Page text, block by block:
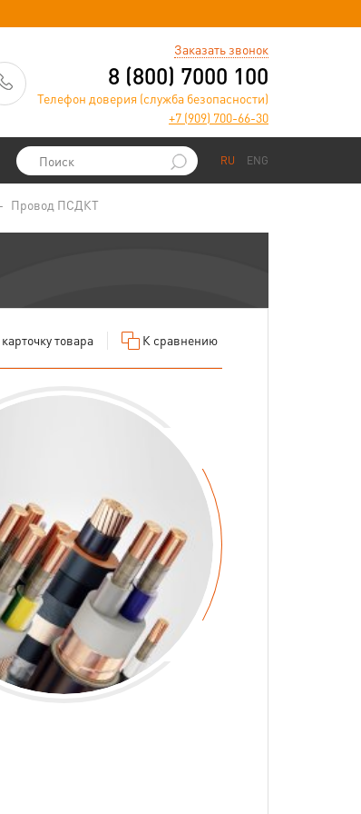
Заказать звонок
8 (800) 7000 100
Телефон доверия (служба безопасности)
+7 (909) 700-66-30
RU ENG
Провод ПСДКТ
карточку товара К сравнению